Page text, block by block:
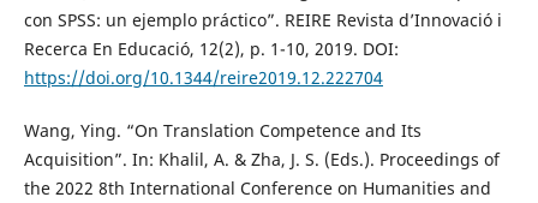
con SPSS: un ejemplo práctico”. REIRE Revista d’Innovació i
Recerca En Educació, 12(2), p. 1-10, 2019. DOI:
https://doi.org/10.1344/reire2019.12.222704
Wang, Ying. “On Translation Competence and Its
Acquisition”. In: Khalil, A. & Zha, J. S. (Eds.). Proceedings of
the 2022 8th International Conference on Humanities and